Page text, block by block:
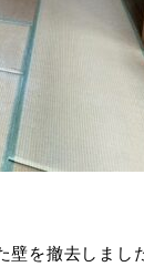
壁を撤去しまし